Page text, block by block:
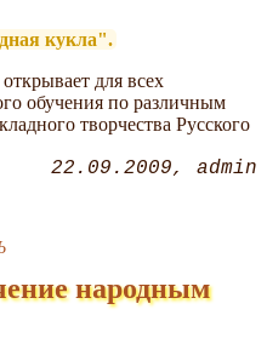
кукла".
для всех
обучения по различным
творчества Русского
22.09.2009 admin
народным